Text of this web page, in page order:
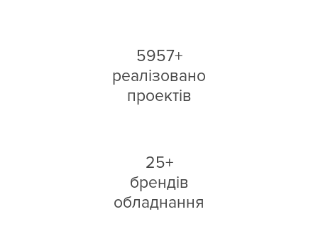
5957+
реалізовано
проектів
25+
брендів
обладнання